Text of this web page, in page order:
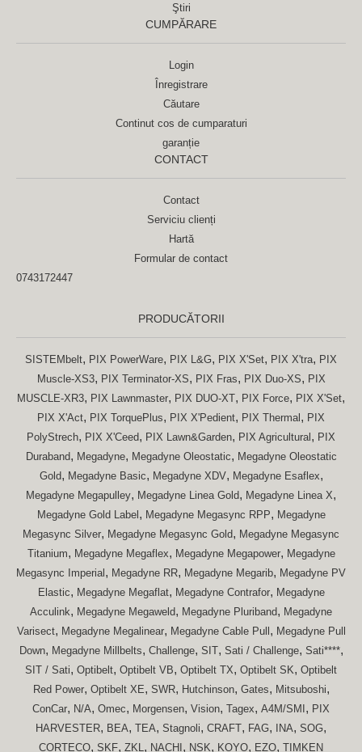
Ştiri
CUMPĂRARE
Login
Înregistrare
Căutare
Continut cos de cumparaturi
garanție
CONTACT
Contact
Serviciu clienți
Hartă
Formular de contact
0743172447
PRODUCĂTORII
SISTEMbelt, PIX PowerWare, PIX L&G, PIX X'Set, PIX X'tra, PIX
Muscle-XS3, PIX Terminator-XS, PIX Fras, PIX Duo-XS, PIX
MUSCLE-XR3, PIX Lawnmaster, PIX DUO-XT, PIX Force, PIX X'Set,
PIX X'Act, PIX TorquePlus, PIX X'Pedient, PIX Thermal, PIX
PolyStrech, PIX X'Ceed, PIX Lawn&Garden, PIX Agricultural, PIX
Duraband, Megadyne, Megadyne Oleostatic, Megadyne Oleostatic
Gold, Megadyne Basic, Megadyne XDV, Megadyne Esaflex,
Megadyne Megapulley, Megadyne Linea Gold, Megadyne Linea X,
Megadyne Gold Label, Megadyne Megasync RPP, Megadyne
Megasync Silver, Megadyne Megasync Gold, Megadyne Megasync
Titanium, Megadyne Megaflex, Megadyne Megapower, Megadyne
Megasync Imperial, Megadyne RR, Megadyne Megarib, Megadyne PV
Elastic, Megadyne Megaflat, Megadyne Contrafor, Megadyne
Acculink, Megadyne Megaweld, Megadyne Pluriband, Megadyne
Varisect, Megadyne Megalinear, Megadyne Cable Pull, Megadyne Pull
Down, Megadyne Millbelts, Challenge, SIT, Sati / Challenge, Sati****,
SIT / Sati, Optibelt, Optibelt VB, Optibelt TX, Optibelt SK, Optibelt
Red Power, Optibelt XE, SWR, Hutchinson, Gates, Mitsuboshi,
ConCar, N/A, Omec, Morgensen, Vision, Tagex, A4M/SMI, PIX
HARVESTER, BEA, TEA, Stagnoli, CRAFT, FAG, INA, SOG,
CORTECO, SKF, ZKL , NACHI, NSK, KOYO, EZO, TIMKEN